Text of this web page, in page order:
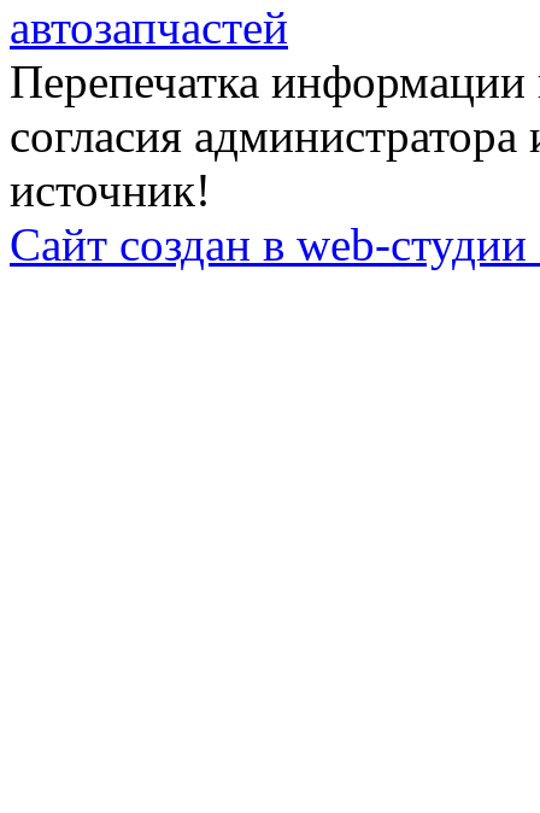
автозапчастей
Перепечатка
согласия
источник!
Сайт создан в web-